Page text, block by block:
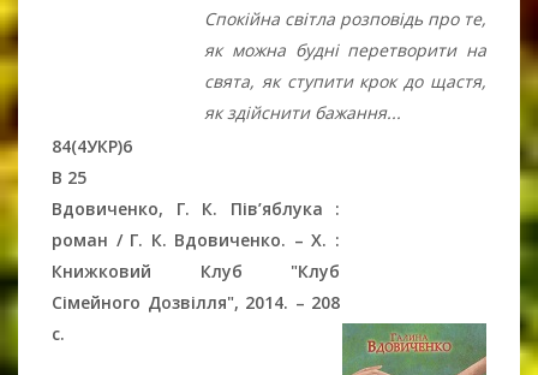
Спокійна світла розповідь про те,
як можна будні перетворити на
свята, як ступити крок до щастя,
як здійснити бажання...
84(4УКР)6
В 25
Вдовиченко, Г. К. Пів’яблука :
роман / Г. К. Вдовиченко. – Х. :
Книжковий Клуб "Клуб
Сімейного Дозвілля", 2014. – 208
c.